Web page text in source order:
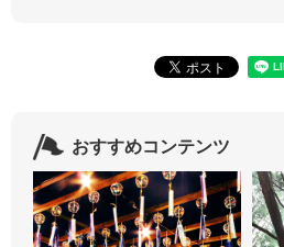
おすすめコンテンツ